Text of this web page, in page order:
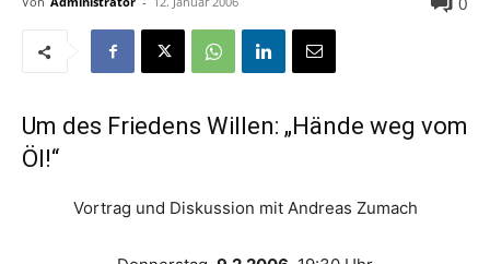
Um des Friedens Willen: „Hände weg vom
Öl!“
Vortrag und Diskussion mit Andreas Zumach